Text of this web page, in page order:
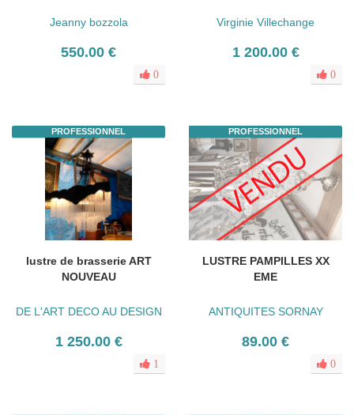
Jeanny bozzola
550.00 €
0
Virginie Villechange
1 200.00 €
0
PROFESSIONNEL
lustre de brasserie ART
NOUVEAU
DE L'ART DECO AU DESIGN
1 250.00 €
1
PROFESSIONNEL
LUSTRE PAMPILLES XX
EME
ANTIQUITES SORNAY
89.00 €
0